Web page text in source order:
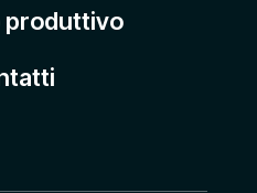
produttivo